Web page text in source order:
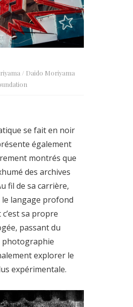
/ Daido Moriyama
se fait en noir
également
montrés que
des archives
fil de sa carrière,
langage profond
sa propre
passant du
photographie
explorer le
expérimentale.